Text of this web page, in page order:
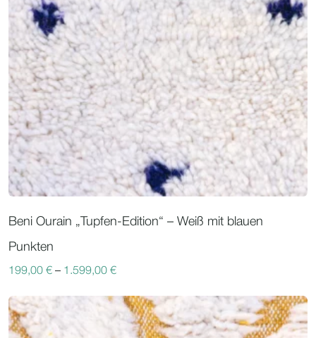
Beni Ourain „Tupfen-Edition“ – Weiß mit blauen
Punkten
199,00 € – 1.599,00 €